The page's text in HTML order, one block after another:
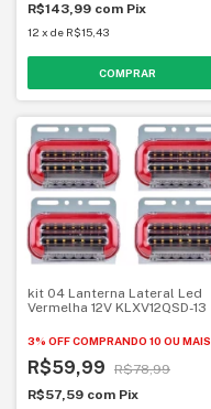
R$143,99 com Pix
12 x de R$15,43
kit 04 Lanterna Lateral Led
Vermelha 12V KLXV12QSD-13
3% OFFCOMPRANDO 10 OU MAIS
R$59,99
R$78,99
R$57,59 com Pix